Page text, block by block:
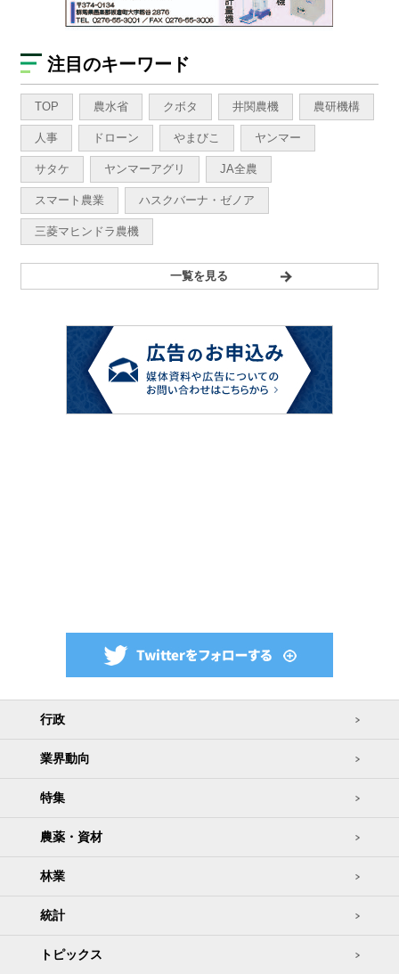
注目のキーワード
TOP 農水省 クボタ 井関農機 農研機構
人事 ドローン やまびこ ヤンマー
サタケ ヤンマーアグリ JA全農
スマート農業 ハスクバーナ・ゼノア
三菱マヒンドラ農機
一覧を見る
行政
業界動向
特集
農薬・資材
林業
統計
トピックス